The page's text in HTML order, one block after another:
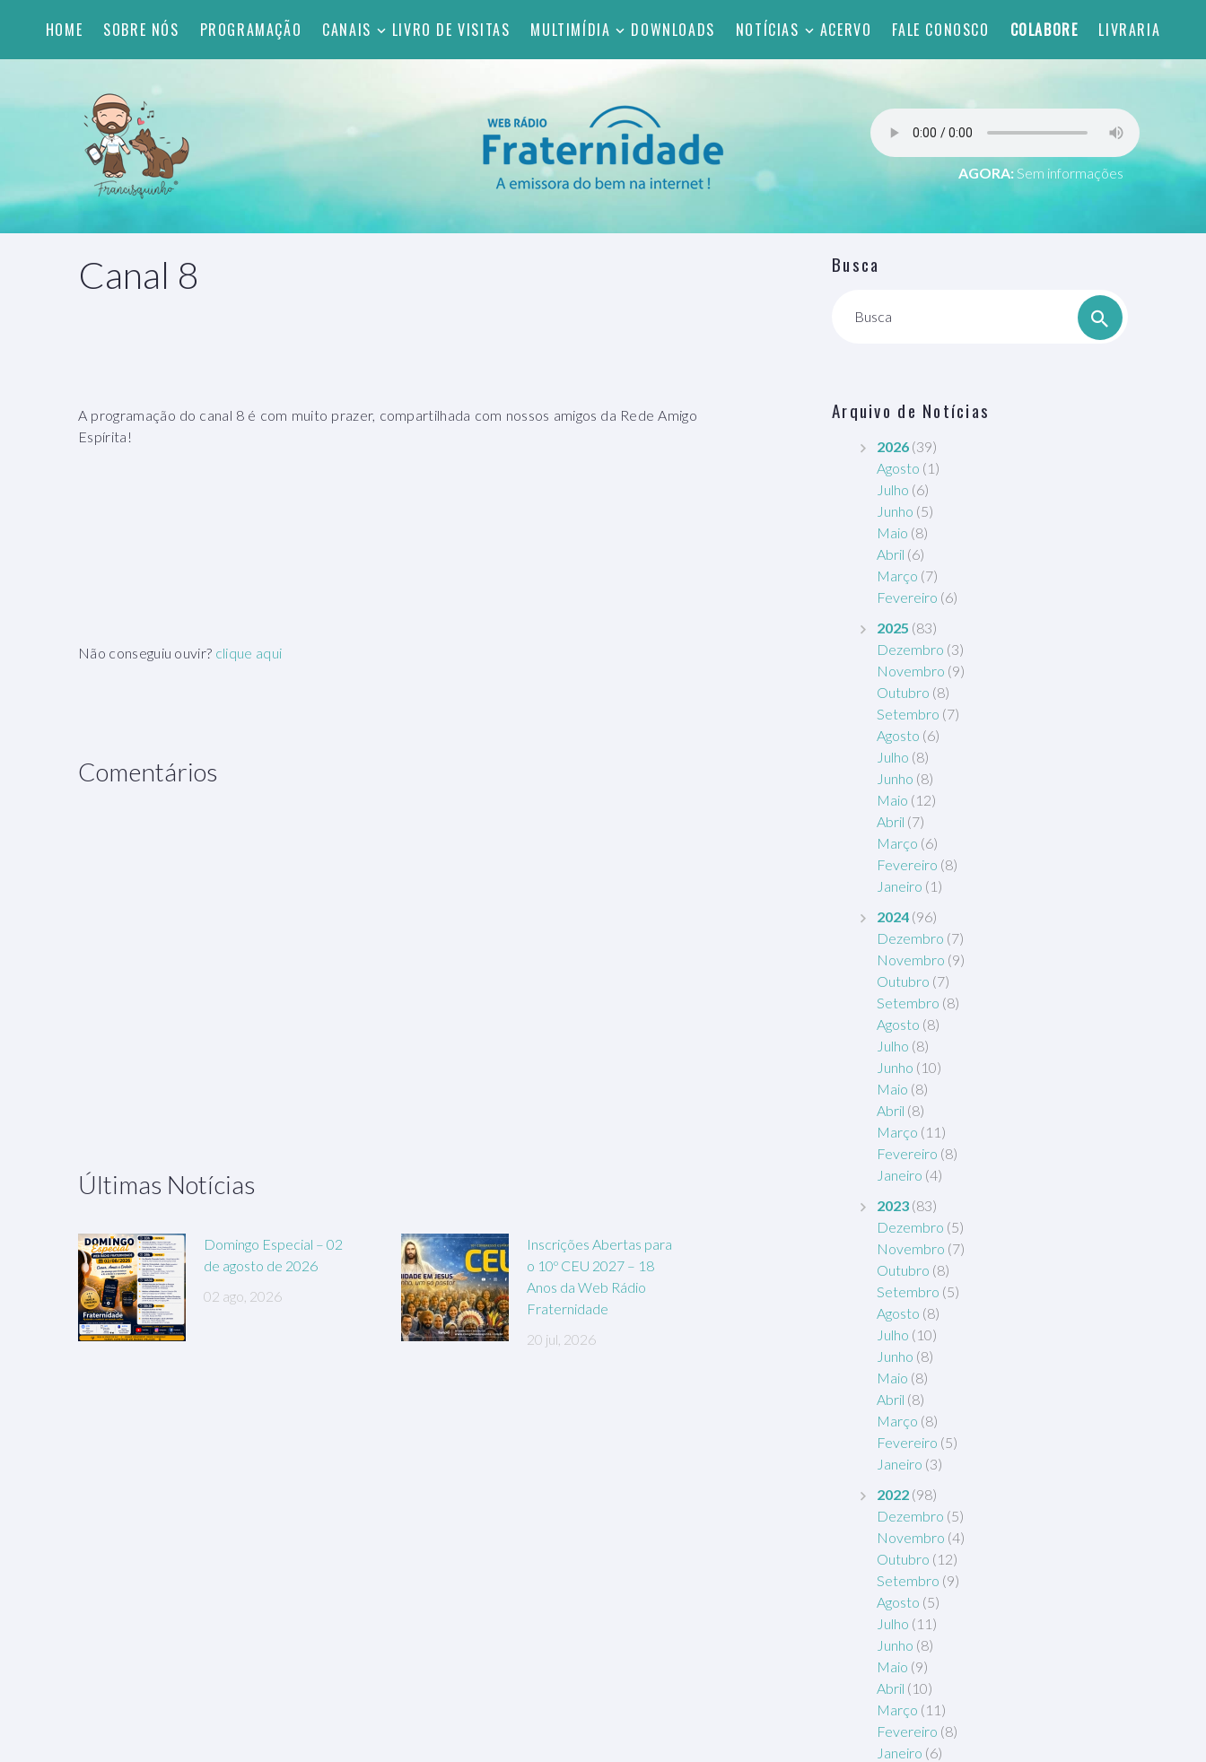
HOME SOBRE NÓS PROGRAMAÇÃO CANAIS LIVRO DE VISITAS MULTIMÍDIA DOWNLOADS NOTÍCIAS ACERVO FALE CONOSCO COLABORE LIVRARIA
AGORA: Sem informações
Canal 8
A programação do canal 8 é com muito prazer, compartilhada com nossos amigos da Rede Amigo
Espírita!
Não conseguiu ouvir? clique aqui
Comentários
Últimas Notícias
Domingo Especial – 02
de agosto de 2026
02 ago, 2026
Inscrições Abertas para
o 10º CEU 2027 – 18
Anos da Web Rádio
Fraternidade
20 jul, 2026
Busca
Busca
Arquivo de Notícias
2026 (39)
Agosto (1)
Julho (6)
Junho (5)
Maio (8)
Abril (6)
Março (7)
Fevereiro (6)
2025 (83)
Dezembro (3)
Novembro (9)
Outubro (8)
Setembro (7)
Agosto (6)
Julho (8)
Junho (8)
Maio (12)
Abril (7)
Março (6)
Fevereiro (8)
Janeiro (1)
2024 (96)
Dezembro (7)
Novembro (9)
Outubro (7)
Setembro (8)
Agosto (8)
Julho (8)
Junho (10)
Maio (8)
Abril (8)
Março (11)
Fevereiro (8)
Janeiro (4)
2023 (83)
Dezembro (5)
Novembro (7)
Outubro (8)
Setembro (5)
Agosto (8)
Julho (10)
Junho (8)
Maio (8)
Abril (8)
Março (8)
Fevereiro (5)
Janeiro (3)
2022 (98)
Dezembro (5)
Novembro (4)
Outubro (12)
Setembro (9)
Agosto (5)
Julho (11)
Junho (8)
Maio (9)
Abril (10)
Março (11)
Fevereiro (8)
Janeiro (6)